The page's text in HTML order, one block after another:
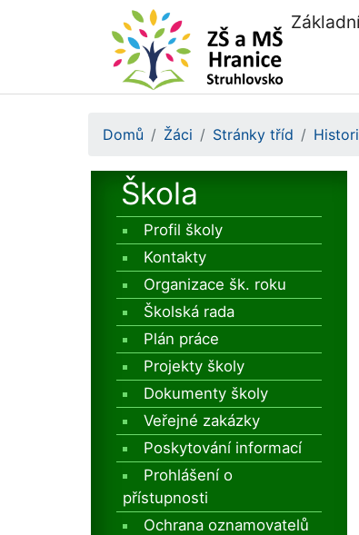
Domů Žáci Stránky tříd
Škola
Profil školy
Kontakty
Organizace šk. roku
Školská rada
Plán práce
Projekty školy
Dokumenty školy
Veřejné zakázky
Poskytování informací
Prohlášení o
přístupnosti
Ochrana oznamovatelů